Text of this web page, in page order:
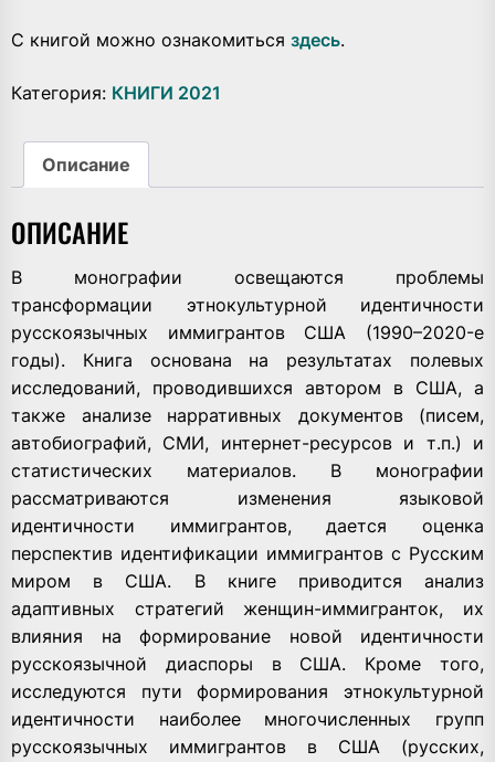
С книгой можно ознакомиться здесь.
Категория: КНИГИ 2021
Описание
ОПИСАНИЕ
В монографии освещаются проблемы
трансформации этнокультурной идентичности
русскоязычных иммигрантов США (1990–2020-е
годы). Книга основана на результатах полевых
исследований, проводившихся автором в США, а
также анализе нарративных документов (писем,
автобиографий, СМИ, интернет-ресурсов и т.п.) и
статистических материалов. В монографии
рассматриваются изменения языковой
идентичности иммигрантов, дается оценка
перспектив идентификации иммигрантов с Русским
миром в США. В книге приводится анализ
адаптивных стратегий женщин-иммигранток, их
влияния на формирование новой идентичности
русскоязычной диаспоры в США. Кроме того,
исследуются пути формирования этнокультурной
идентичности наиболее многочисленных групп
русскоязычных иммигрантов в США (русских,